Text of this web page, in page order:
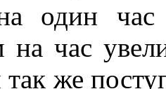
один час
на час
так же